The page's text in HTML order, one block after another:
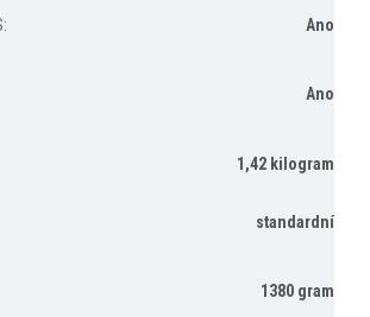
: Ano
Ano
1,42 kilogram
standardní
1380 gram